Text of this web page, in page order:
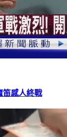
感人終戰